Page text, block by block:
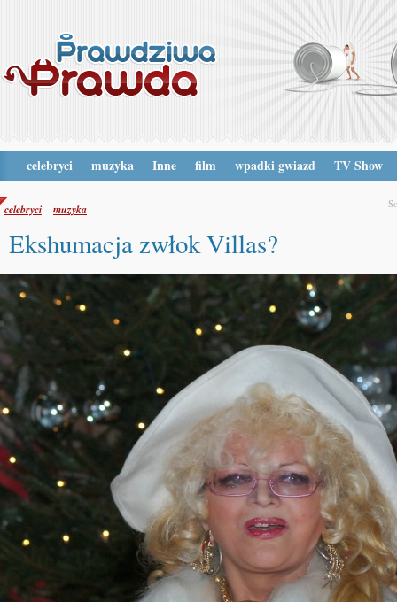
celebryci muzyka Inne film wpadki gwiazd TV Show
celebryci muzyka
Ekshumacja zwłok Villas?